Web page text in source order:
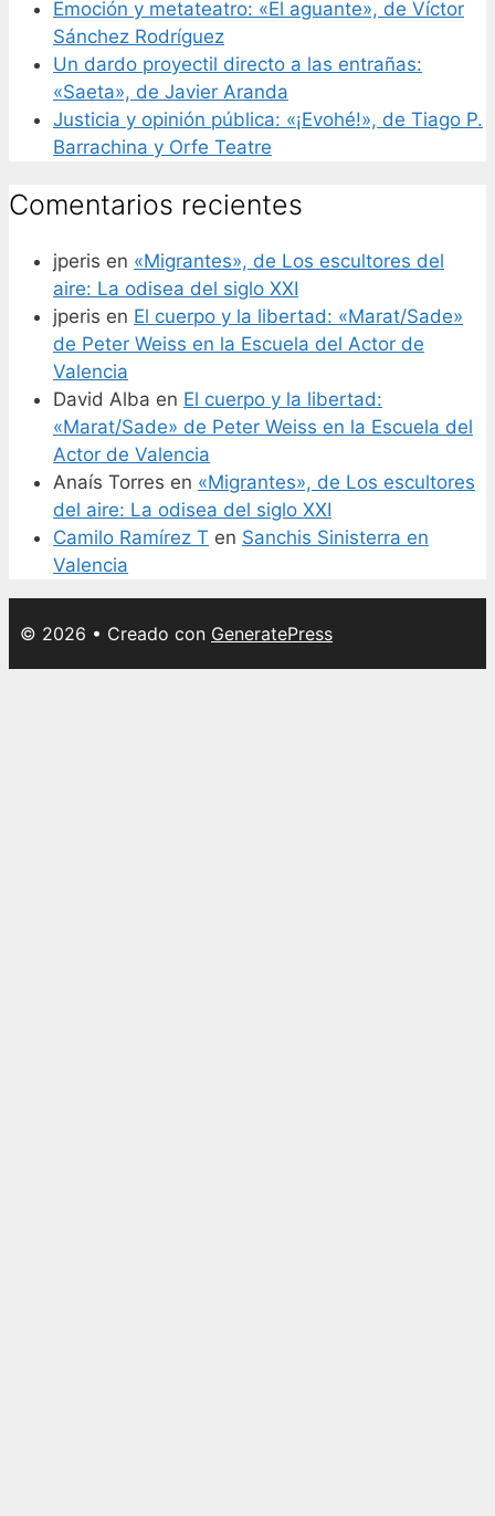
Emoción y metateatro: «El aguante», de Víctor
Sánchez Rodríguez
Un dardo proyectil directo a las entrañas:
«Saeta», de Javier Aranda
Justicia y opinión pública: «¡Evohé!», de Tiago P.
Barrachina y Orfe Teatre
Comentarios recientes
jperis en «Migrantes», de Los escultores del
aire: La odisea del siglo XXI
jperis en El cuerpo y la libertad: «Marat/Sade»
de Peter Weiss en la Escuela del Actor de
Valencia
David Alba en El cuerpo y la libertad:
«Marat/Sade» de Peter Weiss en la Escuela del
Actor de Valencia
Anaís Torres en «Migrantes», de Los escultores
del aire: La odisea del siglo XXI
Camilo Ramírez T en Sanchis Sinisterra en
Valencia
© 2026 • Creado con GeneratePress